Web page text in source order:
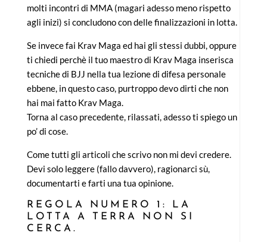
molti incontri di MMA (magari adesso meno rispetto
agli inizi) si concludono con delle finalizzazioni in lotta.
Se invece fai Krav Maga ed hai gli stessi dubbi, oppure
ti chiedi perchè il tuo maestro di Krav Maga inserisca
tecniche di BJJ nella tua lezione di difesa personale
ebbene, in questo caso, purtroppo devo dirti che non
hai mai fatto Krav Maga.
Torna al caso precedente, rilassati, adesso ti spiego un
po’ di cose.
Come tutti gli articoli che scrivo non mi devi credere.
Devi solo leggere (fallo davvero), ragionarci sù,
documentarti e farti una tua opinione.
REGOLA NUMERO 1: LA
LOTTA A TERRA NON SI
CERCA.